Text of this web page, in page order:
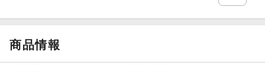
商品情報